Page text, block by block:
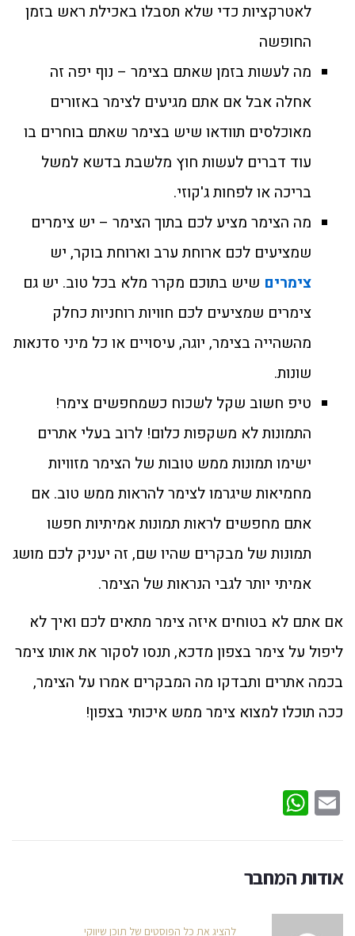
לאטרקציות כדי שלא תסבלו באכילת ראש בזמן
החופשה
מה לעשות בזמן שאתם בצימר – נוף יפה זה
אחלה אבל אם אתם מגיעים לצימר באזורים
מאוכלסים תוודאו שיש בצימר שאתם בוחרים בו
עוד דברים לעשות חוץ מלשבת בדשא למשל
בריכה או לפחות ג'קוזי.
מה הצימר מציע לכם בתוך הצימר – יש צימרים
שמציעים לכם ארוחת ערב וארוחת בוקר, יש
צימרים שיש בתוכם מקרר מלא בכל טוב. יש גם
צימרים שמציעים לכם חוויות רוחניות כחלק
מהשהייה בצימר, יוגה, עיסויים או כל מיני סדנאות
שונות.
טיפ חשוב שקל לשכוח כשמחפשים צימר!
התמונות לא משקפות כלום! לרוב בעלי אתרים
ישימו תמונות ממש טובות של הצימר מזוויות
מחמיאות שיגרמו לצימר להראות ממש טוב. אם
אתם מחפשים לראות תמונות אמיתיות חפשו
תמונות של מבקרים שהיו שם, זה יעניק לכם מושג
אמיתי יותר לגבי הנראות של הצימר.
אם אתם לא בטוחים איזה צימר מתאים לכם ואיך לא
ליפול על צימר בצפון מדכא, תנסו לסקור את אותו צימר
בכמה אתרים ותבדקו מה המבקרים אמרו על הצימר,
ככה תוכלו למצוא צימר ממש איכותי בצפון!
Email
אודות המחבר
להציג את כל הפוסטים של תוכן שיווקי